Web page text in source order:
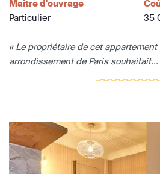
Maître d'ouvrage
Particulier
35
« Le propriétaire de cet
arrondissement de Paris souhaitait...